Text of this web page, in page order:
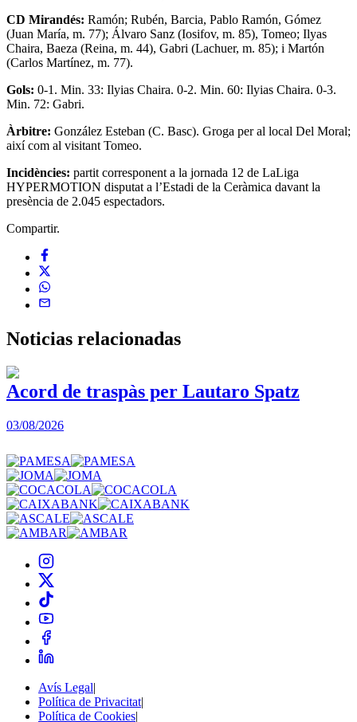
CD Mirandés: Ramón; Rubén, Barcia, Pablo Ramón, Gómez
(Juan María, m. 77); Álvaro Sanz (Iosifov, m. 85), Tomeo; Ilyas
Chaira, Baeza (Reina, m. 44), Gabri (Lachuer, m. 85); i Martón
(Carlos Martínez, m. 77).
Gols: 0-1. Min. 33: Ilyias Chaira. 0-2. Min. 60: Ilyias Chaira. 0-3.
Min. 72: Gabri.
Àrbitre: González Esteban (C. Basc). Groga per al local Del Moral;
així com al visitant Tomeo.
Incidències: partit corresponent a la jornada 12 de LaLiga
HYPERMOTION disputat a l’Estadi de la Ceràmica davant la
presència de 2.045 espectadors.
Compartir.
Noticias relacionadas
Acord de traspàs per Lautaro Spatz
03/08/2026
Avís Legal|
Política de Privacitat|
Política de Cookies|